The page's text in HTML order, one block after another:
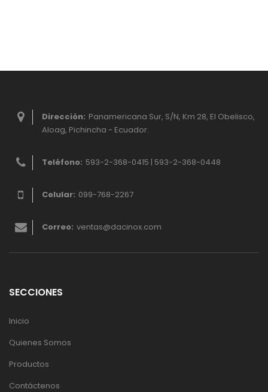
Dirección: Panamericana Sur, S/N, Km 28, El Obelisco,
Aloag, Pichincha - Ecuador.
Teléfono: 593-2-368-0415 | 593-2-368-0448
Celular: 099-768-2267
Correo: ventas@dacinox.com
SECCIONES
Inicio
Quienes Somos
Productos
Contáctenos